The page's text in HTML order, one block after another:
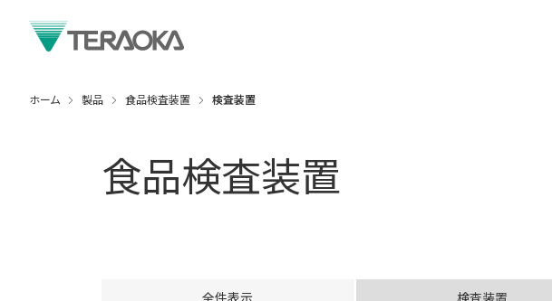
ホーム 製品 食品検査装置 検査装置
食品検査装置